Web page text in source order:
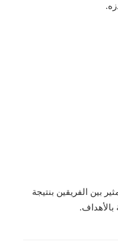
بين الفريقين بنتيجة
بالأهداف.